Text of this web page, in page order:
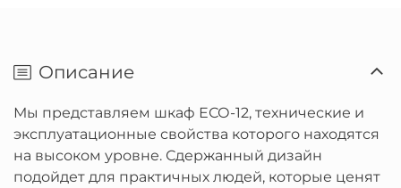
Описание
Мы представляем шкаф ЕСО-12, технические и
эксплуатационные свойства которого находятся
на высоком уровне. Сдержанный дизайн
подойдет для практичных людей, которые ценят